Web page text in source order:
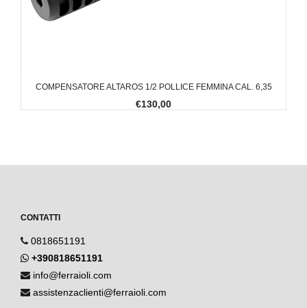
COMPENSATORE ALTAROS 1/2 POLLICE FEMMINA CAL. 6,35
€130,00
CONTATTI
0818651191
+390818651191
info@ferraioli.com
assistenzaclienti@ferraioli.com